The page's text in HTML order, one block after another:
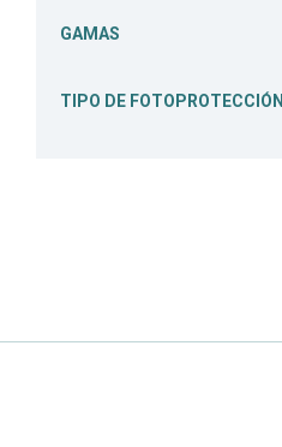
GAMAS
TIPO DE FOTOPROTECCIÓN